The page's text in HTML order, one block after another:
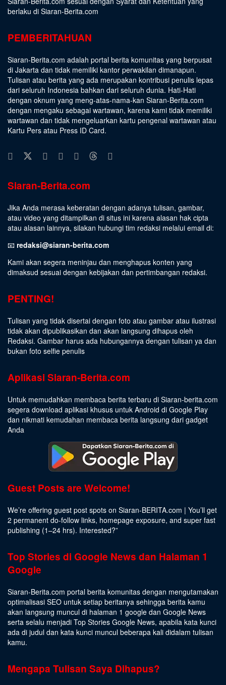
berlaku di Siaran-Berita.com
PEMBERITAHUAN
Siaran-Berita.com adalah portal berita komunitas yang berpusat
di Jakarta dan tidak memiliki kantor perwakilan dimanapun.
Tulisan atau berita yang ada merupakan kontribusi penulis lepas
dari seluruh Indonesia bahkan dari seluruh dunia. Hati-Hati
dengan oknum yang meng-atas-nama-kan Siaran-Berita.com
dengan mengaku sebagai wartawan, karena kami tidak memiliki
wartawan dan tidak mengeluarkan kartu pengenal wartawan atau
Kartu Pers atau Press ID Card.
Siaran-Berita.com
Jika Anda merasa keberatan dengan adanya tulisan, gambar,
atau video yang ditampilkan di situs ini karena alasan hak cipta
atau alasan lainnya, silakan hubungi tim redaksi melalui email di:
📧 redaksi@siaran-berita.com
Kami akan segera meninjau dan menghapus konten yang
dimaksud sesuai dengan kebijakan dan pertimbangan redaksi.
PENTING!
Tulisan yang tidak disertai dengan foto atau gambar atau ilustrasi
tidak akan dipublikasikan dan akan langsung dihapus oleh
Redaksi. Gambar harus ada hubungannya dengan tulisan ya dan
bukan foto selfie penulis
Aplikasi Siaran-Berita.com
Untuk memudahkan membaca berita terbaru di Siaran-berita.com
segera download aplikasi khusus untuk Android di Google Play
dan nikmati kemudahan membaca berita langsung dari gadget
Anda
Guest Posts are Welcome!
We’re offering guest post spots on Siaran-BERITA.com | You’ll get
2 permanent do-follow links, homepage exposure, and super fast
publishing (1–24 hrs). Interested?”
Top Stories di Google News dan Halaman 1
Google
Siaran-Berita.com portal berita komunitas dengan mengutamakan
optimalisasi SEO untuk setiap beritanya sehingga berita kamu
akan langsung muncul di halaman 1 google dan Google News
serta selalu menjadi Top Stories Google News, apabila kata kunci
ada di judul dan kata kunci muncul beberapa kali didalam tulisan
kamu.
Mengapa Tulisan Saya Dihapus?